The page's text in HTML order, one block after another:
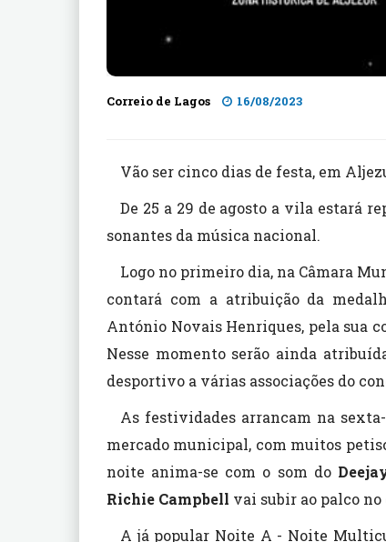
Correio de Lagos 16/08/2023
Vão ser cinco dias de festa, em
De 25 a 29 de agosto a vila estará
sonantes da música nacional.
Logo no primeiro dia, na Câmara
contará com a atribuição da
António Novais Henriques, pela sua
Nesse momento serão ainda
desportivo a várias associações do
As festividades arrancam na
mercado municipal, com muitos
noite anima-se com o som do
Richie Campbell vai subir ao palco no
A já popular Noite A - Noite